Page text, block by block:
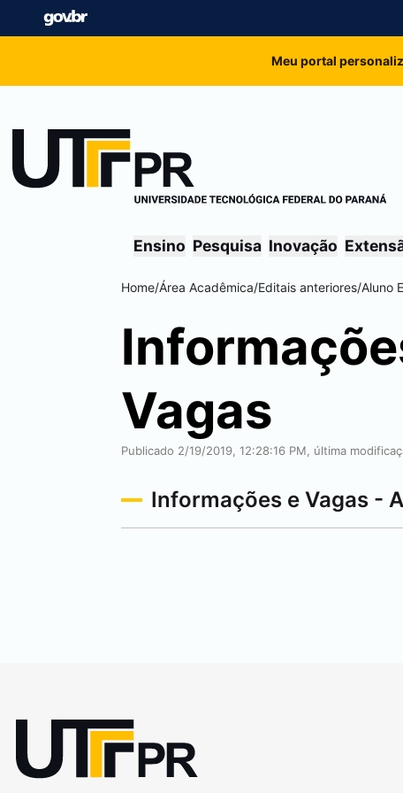
Meu portal
Ensino Pesquisa Inovação
Home/Área Acadêmica/Editais anteriores/Aluno
Vagas
Publicado 2/19/2019, 12:28:16 PM, última
Informações e Vagas -